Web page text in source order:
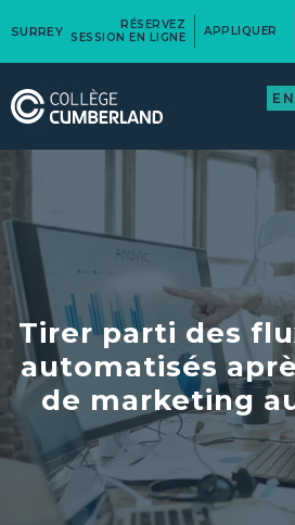
SURREY
RÉSERVEZ
SESSION EN LIGNE
APPLIQUER
EN
Tirer parti des
automatisés
de marketing